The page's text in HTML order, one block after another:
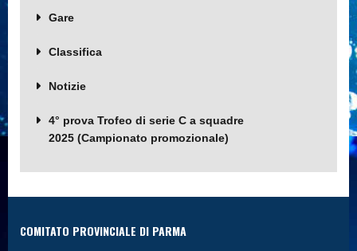
Gare
Classifica
Notizie
4° prova Trofeo di serie C a squadre
2025 (Campionato promozionale)
COMITATO PROVINCIALE DI PARMA